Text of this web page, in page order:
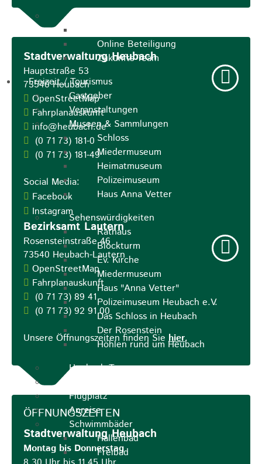
Nachhaltige Stadtentwicklung
Online Beteiligung
Zukunfts Team
Freizeit / Tourismus
Gastgeber
Veranstaltungen
Museen & Sammlungen
Schloss
Miedermuseum
Heimatmuseum
Polizeimuseum
Haus Anna Vetter
Sehenswürdigkeiten
Rathaus
Blockturm
Ev. Kirche
Miedermuseum
Haus "Anna Vetter"
Polizeimuseum Heubach e.V.
Das Schloss in Heubach
Der Rosenstein
Höhlen rund um Heubach
Heubach Tour
Flugplatz
Anreise
Schwimmbäder
Hallenbad
Freibad
Stadtverwaltung Heubach
Hauptstraße 53
73540 Heubach
OpenStreetMap
Fahrplanauskunft
info@heubach.de
(0 71 73) 181-0
(0 71 73) 181-49
Social Media:
Facebook
Instagram
Bezirksamt Lautern
Rosensteinstraße 46
73540 Heubach-Lautern
OpenStreetMap
Fahrplanauskunft
(0 71 73) 89 41
(0 71 73) 92 91 00
Unsere Öffnungszeiten finden Sie hier.
ÖFFNUNGSZEITEN
Stadtverwaltung Heubach
Montag bis Donnerstag